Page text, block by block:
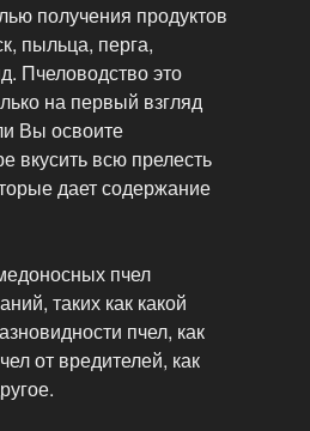
получения продуктов
пыльца, перга,
Пчеловодство это
на первый взгляд
Вы освоите
вкусить всю прелесть
дает содержание
пчел
таких как какой
пчел, как
от вредителей, как